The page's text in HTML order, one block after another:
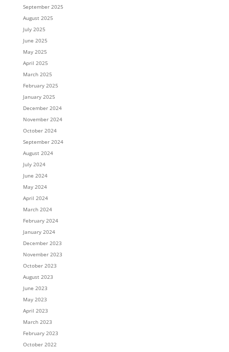
September 2025
August 2025
July 2025
June 2025
May 2025
April 2025
March 2025
February 2025
January 2025
December 2024
November 2024
October 2024
September 2024
August 2024
July 2024
June 2024
May 2024
April 2024
March 2024
February 2024
January 2024
December 2023
November 2023
October 2023
August 2023
June 2023
May 2023
April 2023
March 2023
February 2023
October 2022